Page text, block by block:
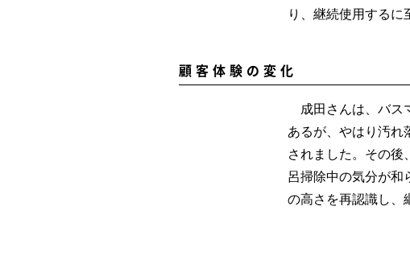
り、継続使用するに
顧客体験の変化
成田さんは、バス
あるが、やはり汚れ
されました。その
呂掃除中の気分が和
の高さを再認識し、